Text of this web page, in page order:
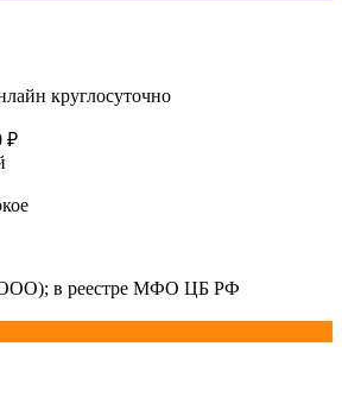
круглосуточно
₽
в реестре МФО ЦБ РФ